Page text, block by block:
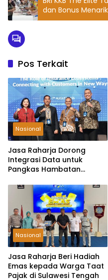
dan Bonus
Pos Terkait
Nasional
Jasa Raharja Dorong
Integrasi Data untuk
Pangkas Hambatan
Kecelakaan
Nasional
Jasa Raharja Beri Hadiah
Emas kepada Warga Taat
Pajak di Sulawesi Tengah